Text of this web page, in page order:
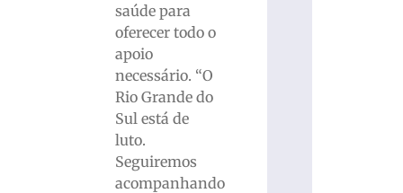
saúde para
oferecer todo o
apoio
necessário. “O
Rio Grande do
Sul está de
luto.
Seguiremos
acompanhando